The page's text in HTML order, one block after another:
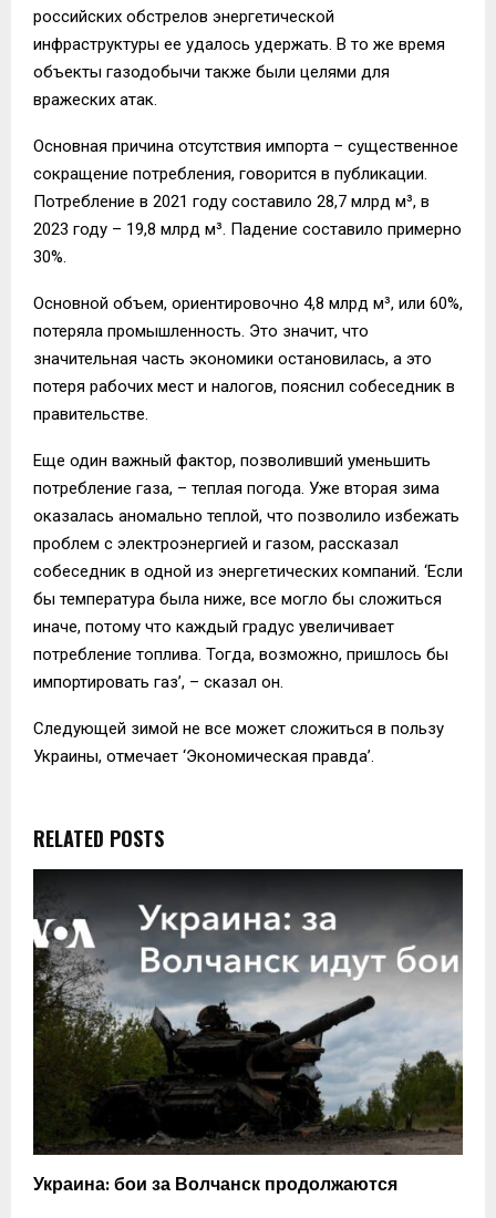
российских обстрелов энергетической
инфраструктуры ее удалось удержать. В то же время
объекты газодобычи также были целями для
вражеских атак.
Основная причина отсутствия импорта – существенное
сокращение потребления, говорится в публикации.
Потребление в 2021 году составило 28,7 млрд м³, в
2023 году – 19,8 млрд м³. Падение составило примерно
30%.
Основной объем, ориентировочно 4,8 млрд м³, или 60%,
потеряла промышленность. Это значит, что
значительная часть экономики остановилась, а это
потеря рабочих мест и налогов, пояснил собеседник в
правительстве.
Еще один важный фактор, позволивший уменьшить
потребление газа, – теплая погода. Уже вторая зима
оказалась аномально теплой, что позволило избежать
проблем с электроэнергией и газом, рассказал
собеседник в одной из энергетических компаний. ‘Если
бы температура была ниже, все могло бы сложиться
иначе, потому что каждый градус увеличивает
потребление топлива. Тогда, возможно, пришлось бы
импортировать газ’, – сказал он.
Следующей зимой не все может сложиться в пользу
Украины, отмечает ‘Экономическая правда’.
RELATED POSTS
Украина: бои за Волчанск продолжаются